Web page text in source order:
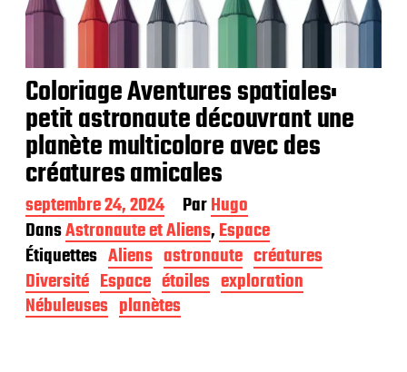
Coloriage Aventures spatiales:
petit astronaute découvrant une
planète multicolore avec des
créatures amicales
D
a
t
e
d
e
p
septembre 24, 2024 ParHugo
DansAstronaute et Aliens,Espace
Étiquettes Aliens astronaute créatures
Diversité Espace étoiles exploration
Nébuleuses planètes